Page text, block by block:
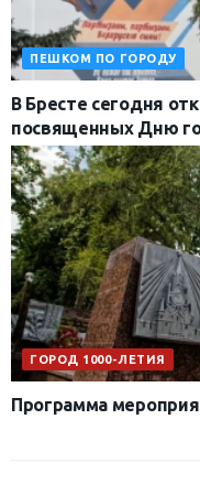
ПЕШКОМ ПО ГОРОДУ
В Бресте сегодня
посвященных Дню
ГОРОД 1000-ЛЕТИЯ
Программа